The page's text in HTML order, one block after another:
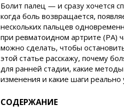
Болит палец — и сразу хочется
когда боль возвращается,
нескольких пальцев
при ревматоидном артрите (РА)
можно сделать, чтобы
этой статье расскажу, почему
для ранней стадии, какие
изменения и какие шаги
СОДЕРЖАНИЕ